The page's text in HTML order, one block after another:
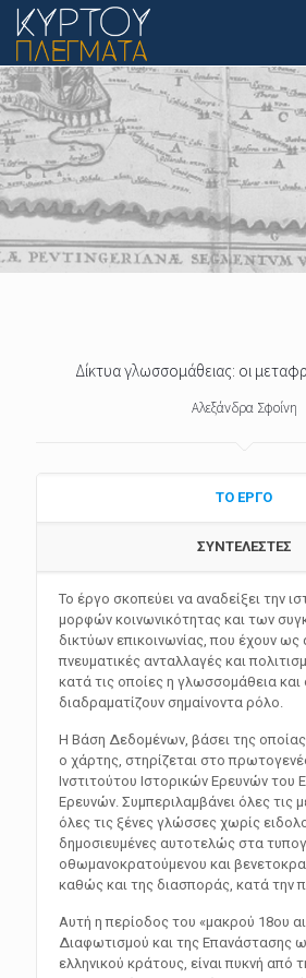
Δίκτυα γλωσσομάθειας: οι
Αλεξάνδρα Σφοίνη
ΤΟ ΕΡΓΟ
ΣΥΝΤΕΛΕΣΤΕΣ
Το έργο σκοπεύει να αναδείξει την
μορφών κοινωνικότητας και των
δικτύων επικοινωνίας, που έχουν
πνευματικές ανταλλαγές και
κατά τις οποίες η γλωσσομάθεια και
διαδραματίζουν σημαίνοντα ρόλο.
Η Βάση Δεδομένων, βάσει της
ο χάρτης, στηρίζεται στο
Ινστιτούτου Ιστορικών Ερευνών του
Ερευνών. Συμπεριλαμβάνει όλες τις
όλες τις ξένες γλώσσες χωρίς
δημοσιευμένες αυτοτελώς στα
οθωμανοκρατούμενου και
καθώς και της διασποράς, κατά την
Αυτή η περίοδος του «μακρού 18ου
Διαφωτισμού και της Επανάστασης
ελληνικού κράτους, είναι πυκνή από